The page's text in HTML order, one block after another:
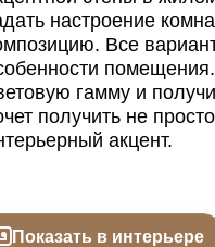
настроение
Все
гамму и
получить не
акцент.
Показать в интерьере